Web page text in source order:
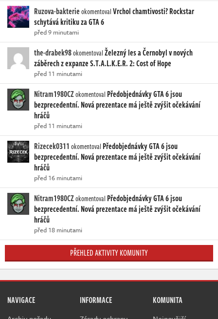
Ruzova-bakterieokomentovalVrchol chamtivosti? Rockstar
schytává kritiku za GTA 6
před 9 minutami
the-drabek98okomentovalŽelezný les a Černobyl v nových
záběrech z expanze S.T.A.L.K.E.R. 2: Cost of Hope
před 11 minutami
Nitram1980CZokomentoval Předobjednávky GTA 6 jsou
bezprecedentní. Nová prezentace má ještě zvýšit očekávání
hráčů
před 11 minutami
Rizecek0311 okomentoval Předobjednávky GTA 6 jsou
bezprecedentní. Nová prezentace má ještě zvýšit očekávání
hráčů
před 16 minutami
Nitram1980CZokomentoval Předobjednávky GTA 6 jsou
bezprecedentní. Nová prezentace má ještě zvýšit očekávání
hráčů
před 18 minutami
PŘEHLED AKTIVITY KOMUNITY
NAVIGACE INFORMACE KOMUNITA